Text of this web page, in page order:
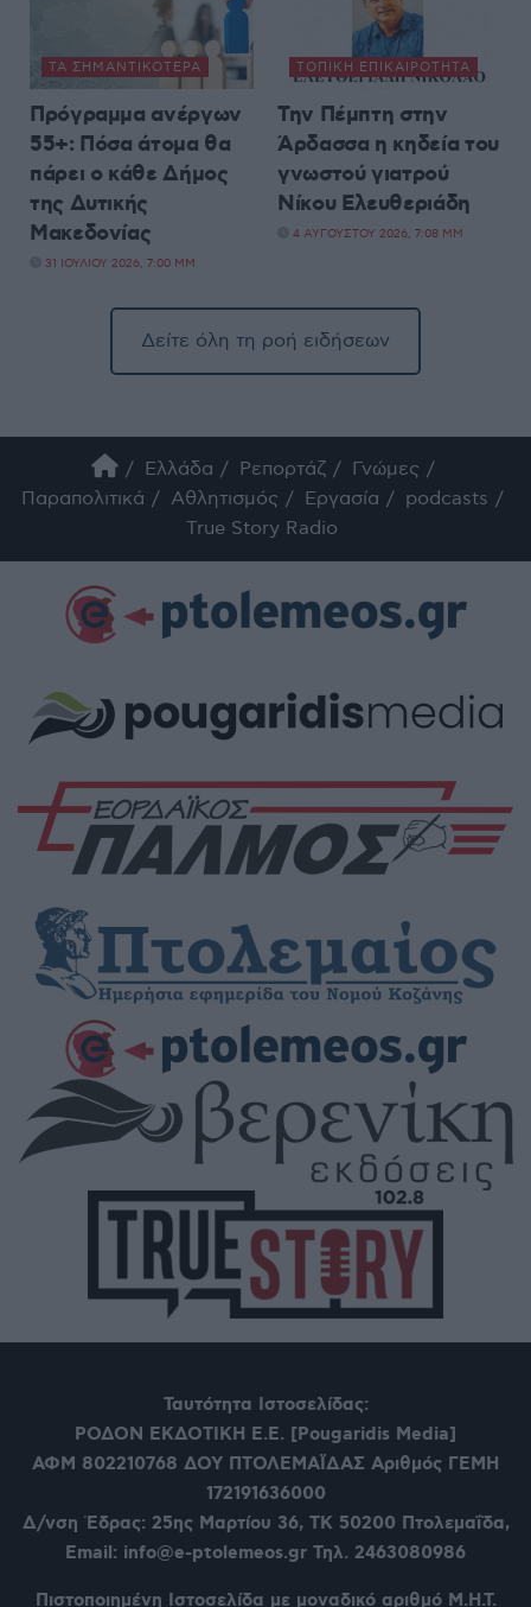
ΤΑ ΣΗΜΑΝΤΙΚΟΤΕΡΑ
Πρόγραμμα ανέργων
55+: Πόσα άτομα θα
πάρει ο κάθε Δήμος
της Δυτικής
Μακεδονίας
31 ΙΟΥΛΊΟΥ 2026, 7:00 ΜΜ
ΤΟΠΙΚΉ ΕΠΙΚΑΙΡΌΤΗΤΑ
Την Πέμπτη στην
Άρδασσα η κηδεία του
γνωστού γιατρού
Νίκου Ελευθεριάδη
4 ΑΥΓΟΎΣΤΟΥ 2026, 7:08 ΜΜ
Δείτε όλη τη ροή ειδήσεων
Ελλάδα Ρεπορτάζ
Γνώμες
Παραπολιτικά
Αθλητισμός Εργασία
podcasts
True Story Radio
Ταυτότητα Ιστοσελίδας:
ΡΟΔΟΝ ΕΚΔΟΤΙΚΗ Ε.Ε. [Pougaridis Media]
ΑΦΜ 802210768 ΔΟΥ ΠΤΟΛΕΜΑΪΔΑΣ Αριθμός ΓΕΜΗ
172191636000
Δ/νση Έδρας: 25ης Μαρτίου 36, ΤΚ 50200 Πτολεμαΐδα,
Email: info@e-ptolemeos.gr Τηλ. 2463080986
Πιστοποιημένη Ιστοσελίδα με μοναδικό αριθμό Μ.Η.Τ.